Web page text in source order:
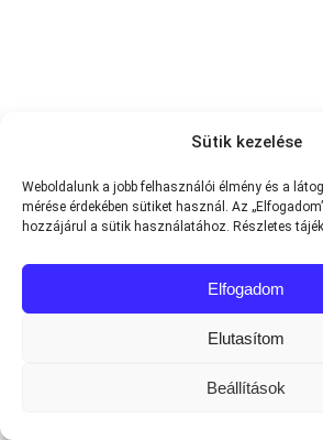
Sütik kezelése
Weboldalunk a jobb felhasználói élmény és a
mérése érdekében sütiket használ. Az
hozzájárul a sütik használatához. Részletes
Elfogadom
Elutasítom
Beállítások